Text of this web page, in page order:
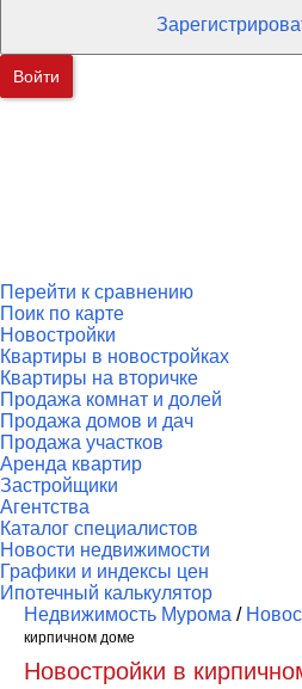
Войти
Перейти к сравнению
Поик по карте
Новостройки
Квартиры в новостройках
Квартиры на вторичке
Продажа комнат и долей
Продажа домов и дач
Продажа участков
Аренда квартир
Застройщики
Агентства
Каталог специалистов
Новости недвижимости
Графики и индексы цен
Ипотечный калькулятор
Недвижимость Мурома /
кирпичном доме
Новостройки в